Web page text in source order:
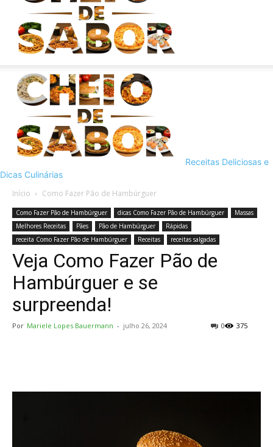
Receitas Deliciosas e
Dicas Culinárias
Início
Como Fazer Pão de Hambúrguer
Como Fazer Pão de Hambúrguer dicas Como Fazer Pão de Hambúrguer
Massas
Melhores Receitas
Pães Pão de Hambúrguer
Rápidas
receita Como Fazer Pão de Hambúrguer
Receitas receitas salgadas
Veja Como Fazer Pão de
Hambúrguer e se
surpreenda!
Por Mariele Lopes Bauermann - julho 26, 2024 375
0